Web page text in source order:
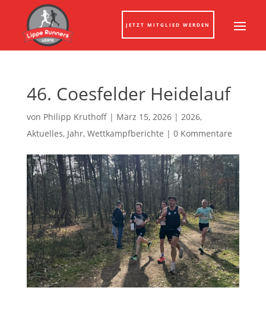
JETZT MITGLIED WERDEN
46. Coesfelder Heidelauf
von Philipp Kruthoff| März 15, 2026| 2026,
Aktuelles, Jahr, Wettkampfberichte | 0 Kommentare